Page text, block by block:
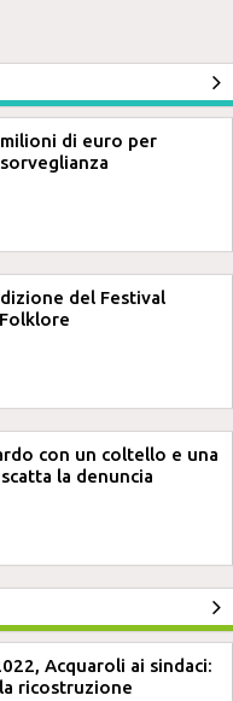
di euro per
del Festival
con un coltello e una
la denuncia
Acquaroli ai sindaci:
ricostruzione